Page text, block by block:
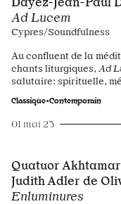
Ad Lucem
Cypres/Soundfulness
Au confluent de la
chants liturgiques, Ad
salutaire: spirituelle,
Classique•Contemporain
01 mai 23
Quatuor
Judith Adler de
Enluminures